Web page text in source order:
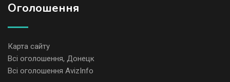
Оголошення
Карта сайту
Всі оголошення, Донецк
Всі оголошення AvizInfo